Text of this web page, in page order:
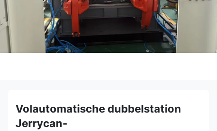
Volautomatische dubbelstation
Jerrycan-